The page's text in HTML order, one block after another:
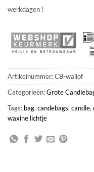
werkdagen !
Artikelnummer:CB-wallof
Categorieën:Grote
Tags: bag, candebags, candle,
waxine lichtje